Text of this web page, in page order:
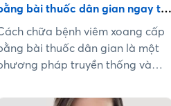
bài thuốc dân gian ngay tại
chữa bệnh viêm xoang cấp
bài thuốc dân gian là một
pháp truyền thống và
sẽ cung cấp cho bạn các